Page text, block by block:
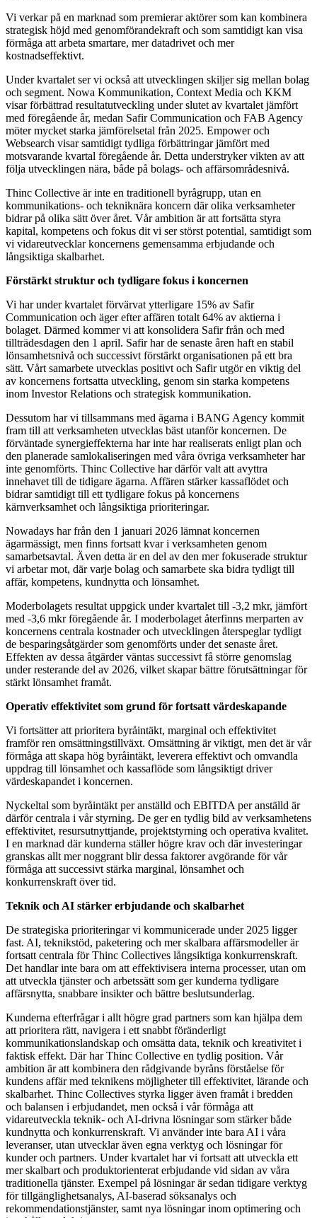
Vi verkar på en marknad som premierar aktörer som kan kombinera
strategisk höjd med genomförandekraft och som samtidigt kan visa
förmåga att arbeta smartare, mer datadrivet och mer
kostnadseffektivt.
Under kvartalet ser vi också att utvecklingen skiljer sig mellan bolag
och segment. Nowa Kommunikation, Context Media och KKM
visar förbättrad resultatutveckling under slutet av kvartalet jämfört
med föregående år, medan Safir Communication och FAB Agency
möter mycket starka jämförelsetal från 2025. Empower och
Websearch visar samtidigt tydliga förbättringar jämfört med
motsvarande kvartal föregående år. Detta understryker vikten av att
följa utvecklingen nära, både på bolags- och affärsområdesnivå.
Thinc Collective är inte en traditionell byrågrupp, utan en
kommunikations- och tekniknära koncern där olika verksamheter
bidrar på olika sätt över året. Vår ambition är att fortsätta styra
kapital, kompetens och fokus dit vi ser störst potential, samtidigt som
vi vidareutvecklar koncernens gemensamma erbjudande och
långsiktiga skalbarhet.
Förstärkt struktur och tydligare fokus i koncernen
Vi har under kvartalet förvärvat ytterligare 15% av Safir
Communication och äger efter affären totalt 64% av aktierna i
bolaget. Därmed kommer vi att konsolidera Safir från och med
tillträdesdagen den 1 april. Safir har de senaste åren haft en stabil
lönsamhetsnivå och successivt förstärkt organisationen på ett bra
sätt. Vårt samarbete utvecklas positivt och Safir utgör en viktig del
av koncernens fortsatta utveckling, genom sin starka kompetens
inom Investor Relations och strategisk kommunikation.
Dessutom har vi tillsammans med ägarna i BANG Agency kommit
fram till att verksamheten utvecklas bäst utanför koncernen. De
förväntade synergieffekterna har inte har realiserats enligt plan och
den planerade samlokaliseringen med våra övriga verksamheter har
inte genomförts. Thinc Collective har därför valt att avyttra
innehavet till de tidigare ägarna. Affären stärker kassaflödet och
bidrar samtidigt till ett tydligare fokus på koncernens
kärnverksamhet och långsiktiga prioriteringar.
Nowadays har från den 1 januari 2026 lämnat koncernen
ägarmässigt, men finns fortsatt kvar i verksamheten genom
samarbetsavtal. Även detta är en del av den mer fokuserade struktur
vi arbetar mot, där varje bolag och samarbete ska bidra tydligt till
affär, kompetens, kundnytta och lönsamhet.
Moderbolagets resultat uppgick under kvartalet till -3,2 mkr, jämfört
med -3,6 mkr föregående år. I moderbolaget återfinns merparten av
koncernens centrala kostnader och utvecklingen återspeglar tydligt
de besparingsåtgärder som genomförts under det senaste året.
Effekten av dessa åtgärder väntas successivt få större genomslag
under resterande del av 2026, vilket skapar bättre förutsättningar för
stärkt lönsamhet framåt.
Operativ effektivitet som grund för fortsatt värdeskapande
Vi fortsätter att prioritera byråintäkt, marginal och effektivitet
framför ren omsättningstillväxt. Omsättning är viktigt, men det är vår
förmåga att skapa hög byråintäkt, leverera effektivt och omvandla
uppdrag till lönsamhet och kassaflöde som långsiktigt driver
värdeskapandet i koncernen.
Nyckeltal som byråintäkt per anställd och EBITDA per anställd är
därför centrala i vår styrning. De ger en tydlig bild av verksamhetens
effektivitet, resursutnyttjande, projektstyrning och operativa kvalitet.
I en marknad där kunderna ställer högre krav och där investeringar
granskas allt mer noggrant blir dessa faktorer avgörande för vår
förmåga att successivt stärka marginal, lönsamhet och
konkurrenskraft över tid.
Teknik och AI stärker erbjudande och skalbarhet
De strategiska prioriteringar vi kommunicerade under 2025 ligger
fast. AI, teknikstöd, paketering och mer skalbara affärsmodeller är
fortsatt centrala för Thinc Collectives långsiktiga konkurrenskraft.
Det handlar inte bara om att effektivisera interna processer, utan om
att utveckla tjänster och arbetssätt som ger kunderna tydligare
affärsnytta, snabbare insikter och bättre beslutsunderlag.
Kunderna efterfrågar i allt högre grad partners som kan hjälpa dem
att prioritera rätt, navigera i ett snabbt föränderligt
kommunikationslandskap och omsätta data, teknik och kreativitet i
faktisk effekt. Där har Thinc Collective en tydlig position. Vår
ambition är att kombinera den rådgivande byråns förståelse för
kundens affär med teknikens möjligheter till effektivitet, lärande och
skalbarhet. Thinc Collectives styrka ligger även framåt i bredden
och balansen i erbjudandet, men också i vår förmåga att
vidareutveckla teknik- och AI-drivna lösningar som stärker både
kundnytta och konkurrenskraft. Vi använder inte bara AI i våra
leveranser, utan utvecklar även egna verktyg och lösningar för
kunder och partners. Under kvartalet har vi fortsatt att utveckla ett
mer skalbart och produktorienterat erbjudande vid sidan av våra
traditionella tjänster. Exempel på lösningar är sedan tidigare verktyg
för tillgänglighetsanalys, AI-baserad söksanalys och
rekommendationstjänster, samt nya lösningar inom optimering och